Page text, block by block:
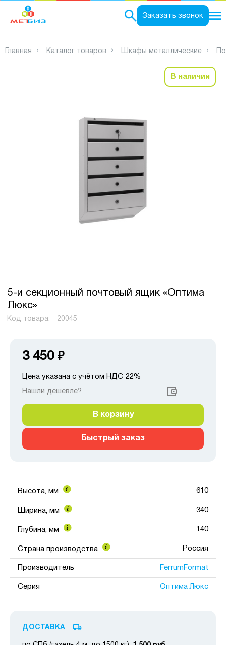
Заказать звонок
Главная Каталог товаров Шкафы металлические
В наличии
5-и секционный почтовый ящик «Оптима
Люкс»
Код товара: 20045
3 450 ₽
Цена указана с учётом НДС 22%
Нашли дешевле?
В корзину
Быстрый заказ
Высота, мм 610
Ширина, мм 340
Глубина, мм 140
Страна производства Россия
Производитель FerrumFormat
Серия Оптима Люкс
ДОСТАВКА